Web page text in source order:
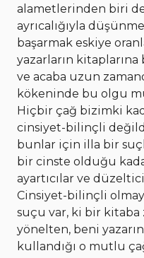
alametlerinden biri de
ayrıcalığıyla
başarmak eskiye
yazarların kitaplarına
ve acaba uzun
kökeninde bu olgu
Hiçbir çağ bizimki
cinsiyet-bilinçli
bunlar için illa bir
bir cinste olduğu
ayartıcılar ve
Cinsiyet-bilinçli
suçu var, ki bir
yönelten, beni
kullandığı o mutlu